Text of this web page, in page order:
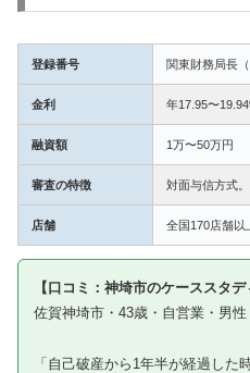
登録番号 関東財務局長
金利 年17.95〜
融資額 1万〜50万円
審査の特徴 対面与信方式
店舗 全国170店舗以
【口コミ：神埼市のケーススタデ
佐賀神埼市・43歳・自営業・男性
「自己破産から1年半が経過した